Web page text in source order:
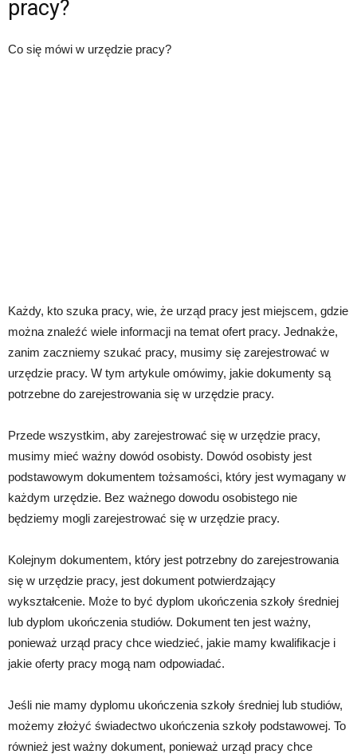
pracy?
Co się mówi w urzędzie pracy?
Każdy, kto szuka pracy, wie, że urząd pracy jest miejscem, gdzie
można znaleźć wiele informacji na temat ofert pracy. Jednakże,
zanim zaczniemy szukać pracy, musimy się zarejestrować w
urzędzie pracy. W tym artykule omówimy, jakie dokumenty są
potrzebne do zarejestrowania się w urzędzie pracy.
Przede wszystkim, aby zarejestrować się w urzędzie pracy,
musimy mieć ważny dowód osobisty. Dowód osobisty jest
podstawowym dokumentem tożsamości, który jest wymagany w
każdym urzędzie. Bez ważnego dowodu osobistego nie
będziemy mogli zarejestrować się w urzędzie pracy.
Kolejnym dokumentem, który jest potrzebny do zarejestrowania
się w urzędzie pracy, jest dokument potwierdzający
wykształcenie. Może to być dyplom ukończenia szkoły średniej
lub dyplom ukończenia studiów. Dokument ten jest ważny,
ponieważ urząd pracy chce wiedzieć, jakie mamy kwalifikacje i
jakie oferty pracy mogą nam odpowiadać.
Jeśli nie mamy dyplomu ukończenia szkoły średniej lub studiów,
możemy złożyć świadectwo ukończenia szkoły podstawowej. To
również jest ważny dokument, ponieważ urząd pracy chce